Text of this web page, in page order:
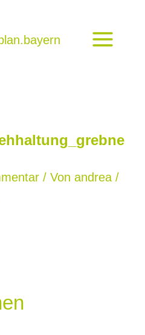
/ Von andrea /